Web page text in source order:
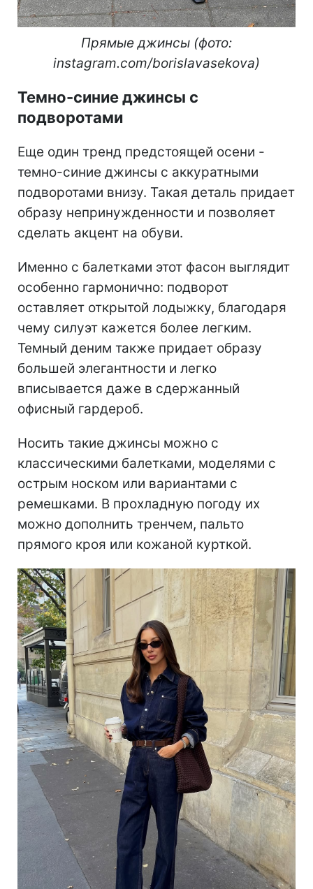
Прямые джинсы (фото:
instagram.com/borislavasekova)
Темно-синие джинсы с
подворотами
Еще один тренд предстоящей осени -
темно-синие джинсы с аккуратными
подворотами внизу. Такая деталь придает
образу непринужденности и позволяет
сделать акцент на обуви.
Именно с балетками этот фасон выглядит
особенно гармонично: подворот
оставляет открытой лодыжку, благодаря
чему силуэт кажется более легким.
Темный деним также придает образу
большей элегантности и легко
вписывается даже в сдержанный
офисный гардероб.
Носить такие джинсы можно с
классическими балетками, моделями с
острым носком или вариантами с
ремешками. В прохладную погоду их
можно дополнить тренчем, пальто
прямого кроя или кожаной курткой.